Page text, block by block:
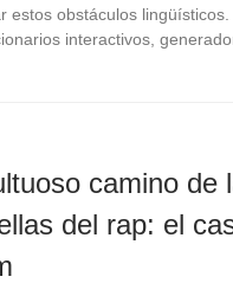
estos obstáculos
interactivos,
camino de
del rap: el